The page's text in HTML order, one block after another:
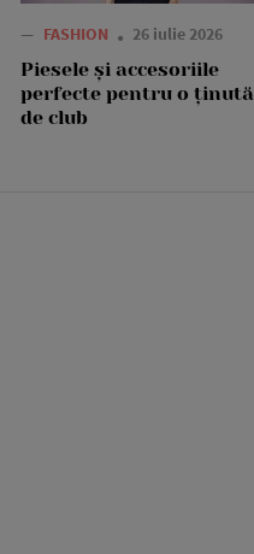
— FASHION 26 iulie 2026
Piesele și accesoriile
perfecte pentru o ținută
de club